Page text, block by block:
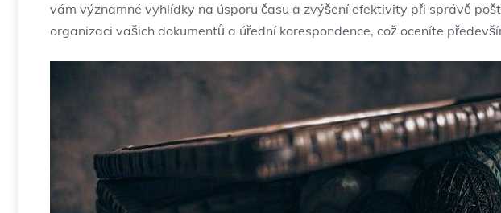
vám významné vyhlídky na úsporu času a zvýšení efektivity při správě
organizaci vašich dokumentů a úřední korespondence, což oceníte